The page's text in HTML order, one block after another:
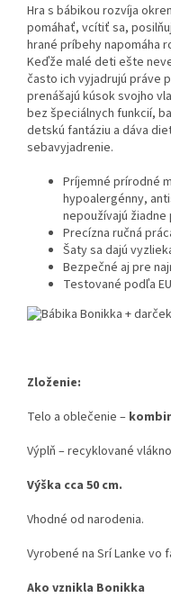
Hra s bábikou rozvíja
pomáhať, vcítiť sa,
hrané príbehy napomáha
Keďže malé deti ešte
často ich vyjadrujú práve
prenášajú kúsok svojho
bez špeciálnych funkcií,
detskú fantáziu a dáva
sebavyjadrenie.
Príjemné prírodné
hypoalergénny,
nepoužívajú
Precízna ručná
Šaty sa dajú
Bezpečné aj pre
Testované podľa
Zloženie:
Telo a oblečenie –
Výplň – recyklované
Výška cca 50 cm.
Vhodné od narodenia.
Vyrobené na Srí Lanke vo
Ako vznikla Bonikka